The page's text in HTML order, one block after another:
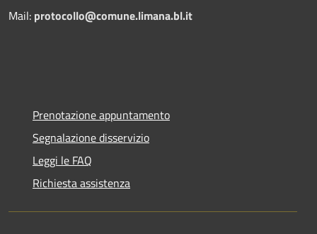
Mail: protocollo@comune.limana.bl.it
Prenotazione appuntamento
Segnalazione disservizio
Leggi le FAQ
Richiesta assistenza